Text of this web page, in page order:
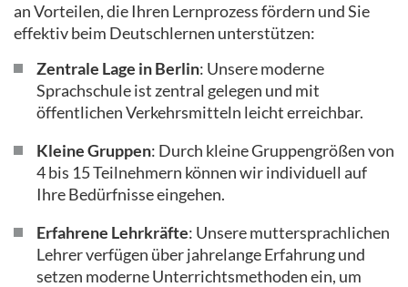
an Vorteilen, die Ihren Lernprozess fördern und Sie
effektiv beim Deutschlernen unterstützen:
Zentrale Lage in Berlin: Unsere moderne
Sprachschule ist zentral gelegen und mit
öffentlichen Verkehrsmitteln leicht erreichbar.
Kleine Gruppen: Durch kleine Gruppengrößen von
4 bis 15 Teilnehmern können wir individuell auf
Ihre Bedürfnisse eingehen.
Erfahrene Lehrkräfte: Unsere muttersprachlichen
Lehrer verfügen über jahrelange Erfahrung und
setzen moderne Unterrichtsmethoden ein, um